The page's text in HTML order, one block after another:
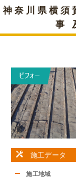
神奈川県横
事
施工データ
施工地域